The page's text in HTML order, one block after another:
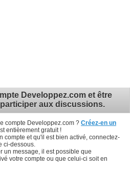
Developpez.com et être
aux discussions.
compte Developpez.com ? Créez-en un
entièrement gratuit !
compte et qu'il est bien activé, connectez-
ci-dessous.
un message, il est possible que
votre compte ou que celui-ci soit en